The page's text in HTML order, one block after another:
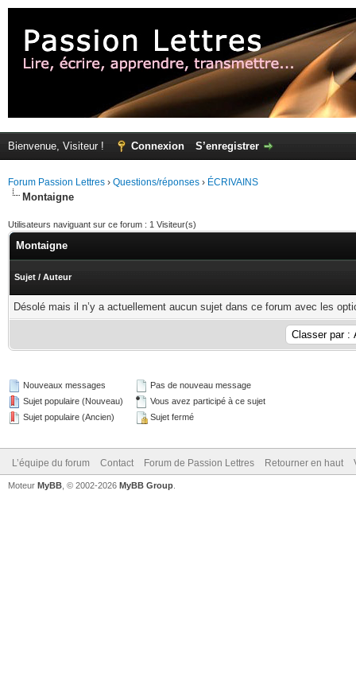
Bienvenue, Visiteur ! Connexion S’enregistrer
Forum Passion Lettres › Questions/réponses › ÉCRIVAINS
Montaigne
Utilisateurs naviguant sur ce forum : 1 Visiteur(s)
Montaigne
Sujet / Auteur
Désolé mais il n’y a actuellement aucun sujet dans ce forum avec les
Nouveaux messages
Sujet populaire (Nouveau)
Sujet populaire (Ancien)
Pas de nouveau message
Vous avez participé à ce sujet
Sujet fermé
L’équipe du forum Contact Forum de Passion Lettres Retourner en haut
Moteur MyBB , © 2002-2026 MyBB Group